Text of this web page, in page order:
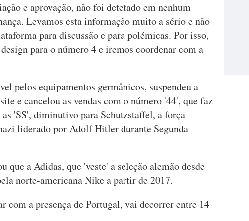
e aprovação, não foi detetado em nenhum
Levamos esta informação muito a sério e não
para discussão e para polémicas. Por isso,
para o número 4 e iremos coordenar com a
pelos equipamentos germânicos, suspendeu a
e cancelou as vendas com o número '44', que faz
'SS', diminutivo para Schutzstaffel, a força
liderado por Adolf Hitler durante Segunda
que a Adidas, que 'veste' a seleção alemão desde
norte-americana Nike a partir de 2017.
com a presença de Portugal, vai decorrer entre 14